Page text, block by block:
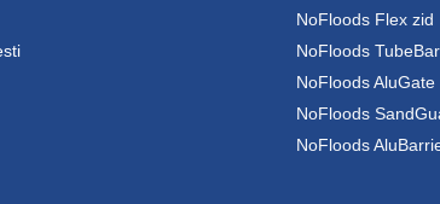
NoFloods Flex zid
NoFloods
NoFloods AluGate
NoFloods
NoFloods